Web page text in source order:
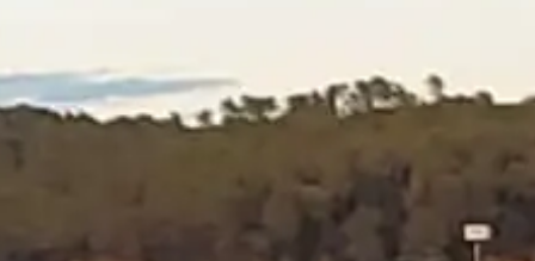
mascota”.
Era familia. Compañera. Parte de mi alma.
Y si no tienes animales, lo respeto.
no minimices el dolor de quien sí los tiene.
No digas “era solo un perro” o “solo un gato”.